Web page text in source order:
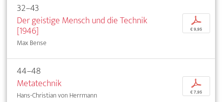
32–43
Der geistige Mensch und die Technik
[1946]
Max Bense
p
€ 9,95
44–48
Metatechnik
Hans-Christian von Herrmann
p
€ 7,95